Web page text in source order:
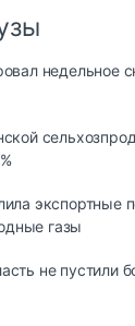
недельное
экспортные
газы
не пустили